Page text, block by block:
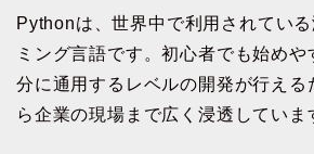
Pythonは、世界中で利用されてい
ミング言語です。初心者でも始め
分に通用するレベルの開発が行える
ら企業の現場まで広く浸透していま